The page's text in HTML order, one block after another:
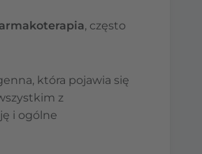
, często
która pojawia się
z
i ogólne